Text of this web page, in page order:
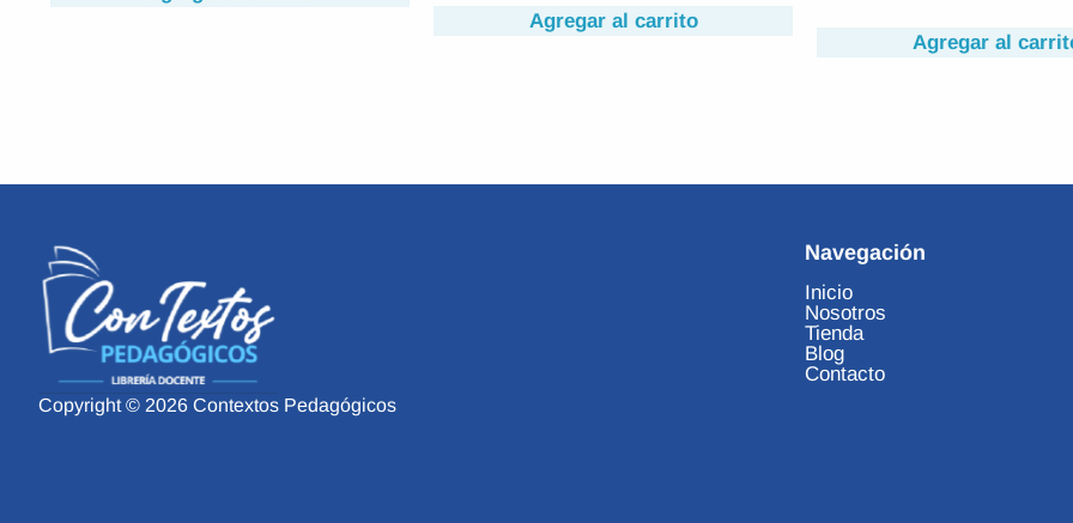
Agregar al
Copyright © 2026 Contextos Pedagógicos
Navegación
Inicio
Nosotros
Tienda
Blog
Contacto